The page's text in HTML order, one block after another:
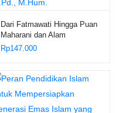
Dari Fatmawati Hingga Puan
Maharani dan Alam
Minangkabau – Dr. Siti
Rp147.000